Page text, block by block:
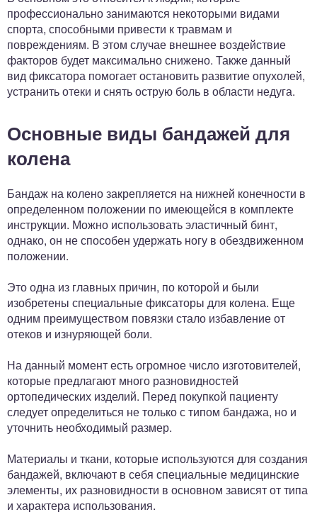
профессионально занимаются некоторыми видами
спорта, способными привести к травмам и
повреждениям. В этом случае внешнее воздействие
факторов будет максимально снижено. Также данный
вид фиксатора помогает остановить развитие опухолей,
устранить отеки и снять острую боль в области недуга.
Основные виды бандажей для
колена
Бандаж на колено закрепляется на нижней конечности в
определенном положении по имеющейся в комплекте
инструкции. Можно использовать эластичный бинт,
однако, он не способен удержать ногу в обездвиженном
положении.
Это одна из главных причин, по которой и были
изобретены специальные фиксаторы для колена. Еще
одним преимуществом повязки стало избавление от
отеков и изнуряющей боли.
На данный момент есть огромное число изготовителей,
которые предлагают много разновидностей
ортопедических изделий. Перед покупкой пациенту
следует определиться не только с типом бандажа, но и
уточнить необходимый размер.
Материалы и ткани, которые используются для создания
бандажей, включают в себя специальные медицинские
элементы, их разновидности в основном зависят от типа
и характера использования.